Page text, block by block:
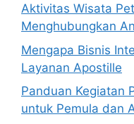
Aktivitas Wisata
Menghubungkan
Mengapa Bisnis
Layanan Apostille
Panduan Kegiatan
untuk Pemula dan